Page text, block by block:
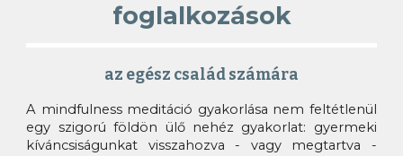
foglalkozások
az egész család számára
A mindfulness meditáció gyakorlása nem feltétlenül
egy szigorú földön ülő nehéz gyakorlat: gyermeki
kíváncsiságunkat visszahozva - vagy megtartva -